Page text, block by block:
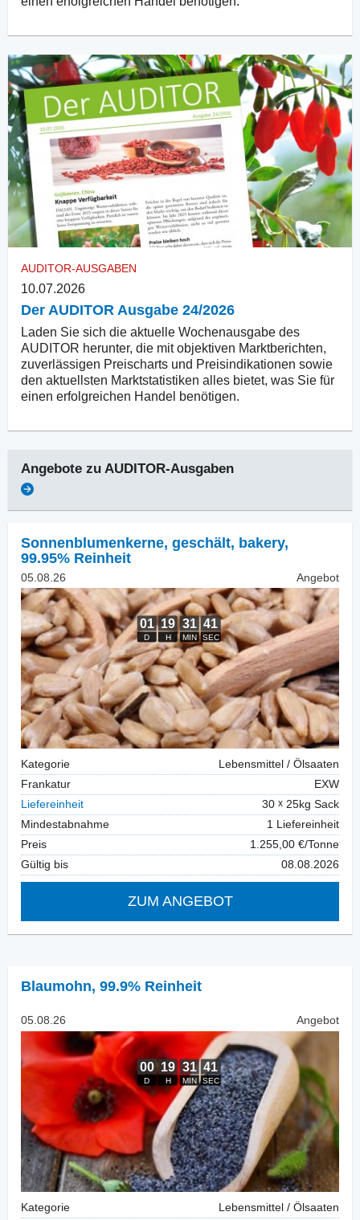
AUDITOR-AUSGABEN
10.07.2026
Der AUDITOR Ausgabe 24/2026
Laden Sie sich die aktuelle Wochenausgabe des
AUDITOR herunter, die mit objektiven Marktberichten,
zuverlässigen Preischarts und Preisindikationen sowie
den aktuellsten Marktstatistiken alles bietet, was Sie für
einen erfolgreichen Handel benötigen.
Angebote zu AUDITOR-Ausgaben
Sonnenblumenkerne, geschält, bakery,
99.95% Reinheit
05.08.26 Angebot
Kategorie
Lebensmittel / Ölsaaten
Frankatur
EXW
Liefereinheit
30
25kg Sack
Mindestabnahme
1 Liefereinheit
Preis
1.255,00 €/Tonne
Gültig bis
08.08.2026
ZUM ANGEBOT
Blaumohn, 99.9% Reinheit
05.08.26 Angebot
Kategorie
Lebensmittel / Ölsaaten